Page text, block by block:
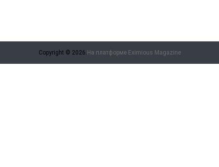
Copyright © 2026. На платформе Eximious Magazine